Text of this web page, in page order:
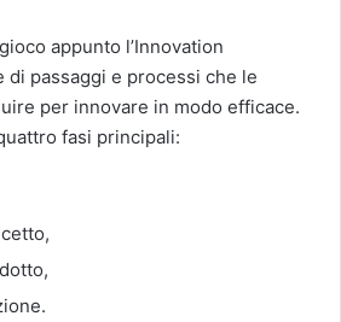
appunto l’Innovation
di passaggi e processi che le
per innovare in modo efficace.
fasi principali: